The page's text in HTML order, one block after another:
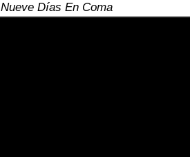
Nueve Días En Coma